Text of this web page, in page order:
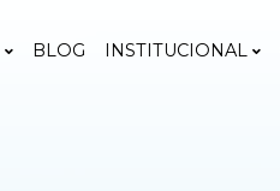
BLOG INSTITUCIONAL